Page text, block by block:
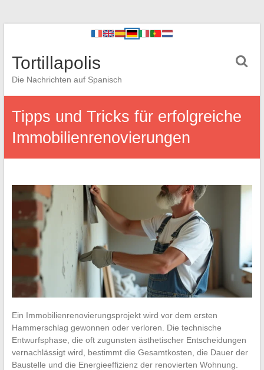
Tortillapolis
Die Nachrichten auf Spanisch
Tipps und Tricks für erfolgreiche
Immobilienrenovierungen
Ein Immobilienrenovierungsprojekt wird vor dem ersten
Hammerschlag gewonnen oder verloren. Die technische
Entwurfsphase, die oft zugunsten ästhetischer Entscheidungen
vernachlässigt wird, bestimmt die Gesamtkosten, die Dauer der
Baustelle und die Energieeffizienz der renovierten Wohnung.